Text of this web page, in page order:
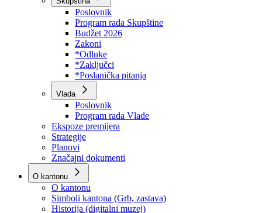
Dokumenti
Skupština
Poslovnik
Program rada Skupštine
Budžet 2026
Zakoni
*Odluke
*Zaključci
*Poslanička pitanja
Vlada
Poslovnik
Program rada Vlade
Ekspoze premijera
Strategije
Planovi
Značajni dokumenti
O kantonu